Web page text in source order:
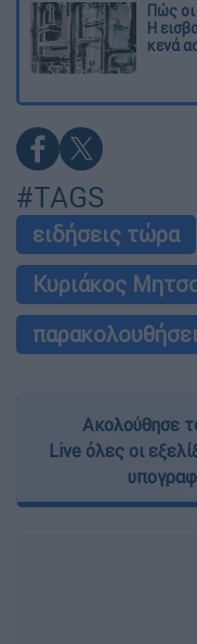
Πώς
Η
κενά
#TAGS
ειδήσεις τώρα
Κυριάκος
Ακολούθησε
Live όλες οι